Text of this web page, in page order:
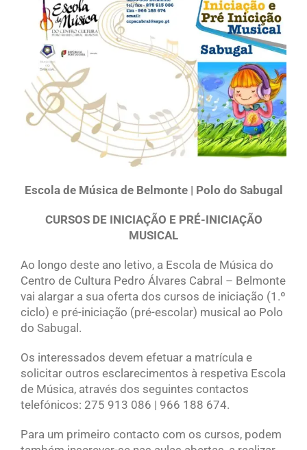
Escola de Música de Belmonte | Polo do Sabugal
CURSOS DE INICIAÇÃO E PRÉ-INICIAÇÃO
MUSICAL
Ao longo deste ano letivo, a Escola de Música do
Centro de Cultura Pedro Álvares Cabral – Belmonte
vai alargar a sua oferta dos cursos de iniciação (1.º
ciclo) e pré-iniciação (pré-escolar) musical ao Polo
do Sabugal.
Os interessados devem efetuar a matrícula e
solicitar outros esclarecimentos à respetiva Escola
de Música, através dos seguintes contactos
telefónicos: 275 913 086 | 966 188 674.
Para um primeiro contacto com os cursos, podem